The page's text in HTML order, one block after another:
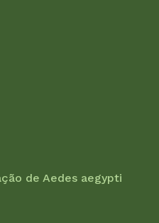
de Aedes aegypti